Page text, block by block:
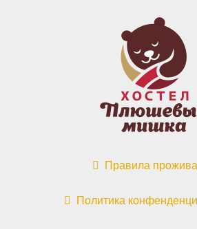
Правила
Политика